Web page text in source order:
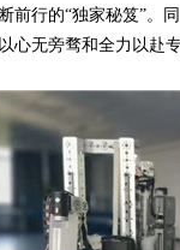
前行的“独家秘笈”。同
心无旁骛和全力以赴